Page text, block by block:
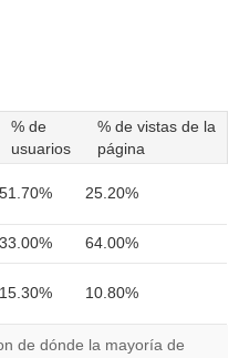
% de
usuarios
% de vistas de la
página
51.70% 25.20%
33.00% 64.00%
15.30% 10.80%
de dónde la mayoría de